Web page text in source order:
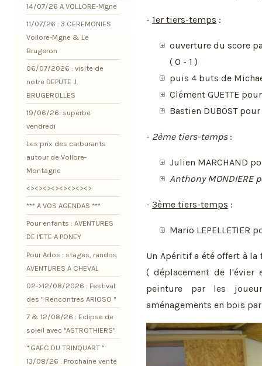
- 1er tiers-temps :
ouverture du score
( 0 - 1 )
puis 4 buts de
Clément GUETTE
Bastien DUBOST
- 2ème tiers-temps:
Julien MARCHAND
Anthony MONDIERE
- 3ème tiers-temps :
Mario LEPELLETIER
Un Apéritif a été offert à
( déplacement de l'évier
peinture par les
aménagements en bois par
14/07/26 A VOLLORE-Mgne
11/07/26 : 3 CEREMONIES
Vollore-Mgne & Le
Brugeron
06/07/2026 : visite de
notre DEPUTE J.
BRUGEROLLES
19/06/26: superbe
vendredi
Les prix des carburants
autour de Vollore-
Montagne
<><><><><><><><>
*** A VOS AGENDAS ***
Pour enfants : AVENTURES
DE l'ETE A PONEY
Pour Ados : stages, randos
AVENTURES A CHEVAL
02->12/08/2026 : Festival
des " Rencontres ARIOSO "
7 & 12/08/26 : Eclipse de
soleil avec "ASTROTHIERS"
" GAEC DU TRINQUART "
13/08/26 : Prochaine vente